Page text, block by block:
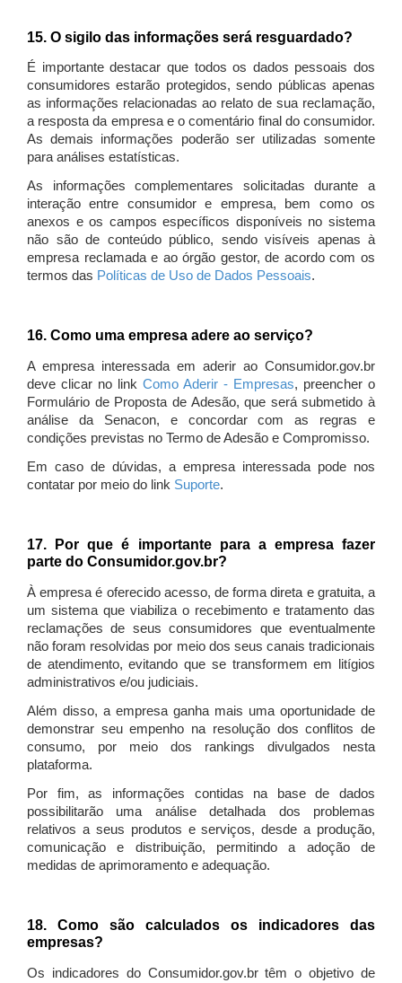
15. O sigilo das informações será resguardado?
É importante destacar que todos os dados pessoais dos
consumidores estarão protegidos, sendo públicas apenas
as informações relacionadas ao relato de sua reclamação,
a resposta da empresa e o comentário final do consumidor.
As demais informações poderão ser utilizadas somente
para análises estatísticas.
As informações complementares solicitadas durante a
interação entre consumidor e empresa, bem como os
anexos e os campos específicos disponíveis no sistema
não são de conteúdo público, sendo visíveis apenas à
empresa reclamada e ao órgão gestor, de acordo com os
termos das Políticas de Uso de Dados Pessoais.
16. Como uma empresa adere ao serviço?
A empresa interessada em aderir ao Consumidor.gov.br
deve clicar no link Como Aderir - Empresas, preencher o
Formulário de Proposta de Adesão, que será submetido à
análise da Senacon, e concordar com as regras e
condições previstas no Termo de Adesão e Compromisso.
Em caso de dúvidas, a empresa interessada pode nos
contatar por meio do link Suporte.
17. Por que é importante para a empresa fazer
parte do Consumidor.gov.br?
À empresa é oferecido acesso, de forma direta e gratuita, a
um sistema que viabiliza o recebimento e tratamento das
reclamações de seus consumidores que eventualmente
não foram resolvidas por meio dos seus canais tradicionais
de atendimento, evitando que se transformem em litígios
administrativos e/ou judiciais.
Além disso, a empresa ganha mais uma oportunidade de
demonstrar seu empenho na resolução dos conflitos de
consumo, por meio dos rankings divulgados nesta
plataforma.
Por fim, as informações contidas na base de dados
possibilitarão uma análise detalhada dos problemas
relativos a seus produtos e serviços, desde a produção,
comunicação e distribuição, permitindo a adoção de
medidas de aprimoramento e adequação.
18. Como são calculados os indicadores das
empresas?
Os indicadores do Consumidor.gov.br têm o objetivo de